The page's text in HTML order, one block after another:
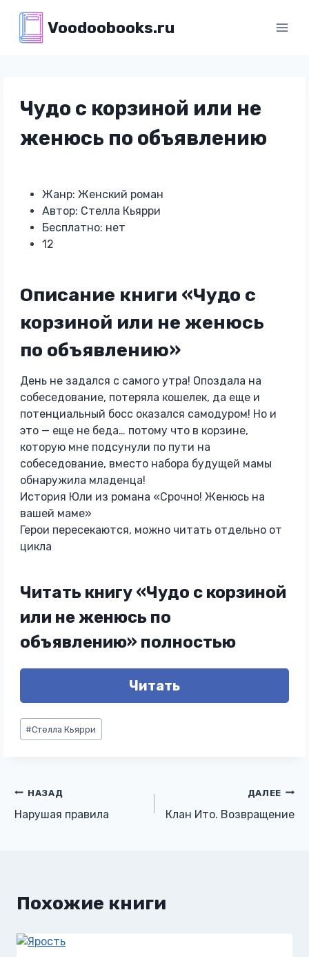
содержимому
Voodoobooks.ru
Чудо с корзиной или не
женюсь по объявлению
Жанр: Женский роман
Автор: Стелла Кьярри
Бесплатно: нет
12
Описание книги «Чудо с
корзиной или не женюсь
по объявлению»
День не задался с самого утра! Опоздала на
собеседование, потеряла кошелек, да еще и
потенциальный босс оказался самодуром! Но и
это — еще не беда… потому что в корзине,
которую мне подсунули по пути на
собеседование, вместо набора будущей мамы
обнаружила младенца!
История Юли из романа «Срочно! Женюсь на
вашей маме»
Герои пересекаются, можно читать отдельно от
цикла
Читать книгу «Чудо с корзиной
или не женюсь по
объявлению» полностью
Читать
Метки
записи:
#Стелла Кьярри
Навигация
по
НАЗАД
Нарушая правила
ДАЛЕЕ
Клан Ито. Возвращение
Похожие книги